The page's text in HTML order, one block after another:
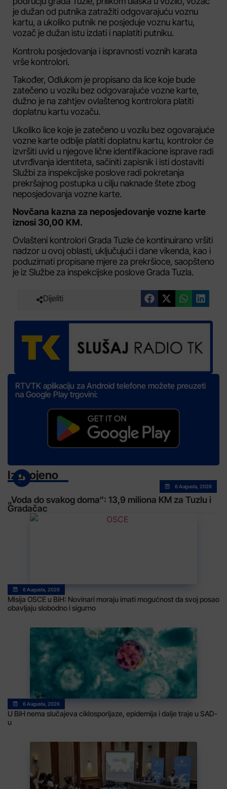
je dužan od putnika zatražiti odgovarajuću voznu
kartu, a ukoliko putnik ne posjeduje voznu kartu,
vozač je dužan istu izdati i naplatiti putniku.
Kontrolu posjedovanja i ispravnosti voznih karata
vrše kontrolori.
Također, Odlukom je propisano da lice koje bude
zatečeno u vozilu bez odgovarajuće vozne karte,
dužno je na zahtjev ovlaštenog kontrolora platiti
doplatnu kartu vozaču.
Ukoliko lice koje je zatečeno u vozilu bez ogovarajuće
vozne karte odbije platiti doplatnu kartu, kontrolor će
izvršiti uvid u njegove lične identifikacione isprave radi
utvrđivanja identiteta, sačiniti zapisnik i isti dostaviti
Službi za inspekcijske poslove radi pokretanja
prekršajnog postupka u cilju naknade štete zbog
neposjedovanja vozne karte.
Novčana kazna za neposjedovanje vozne karte
iznosi 30,00 KM.
Ovlašteni kontrolori Grada Tuzle će kontinuirano vršiti
nadzor u ovoj oblasti, uključujući i dane vikenda, kao i
poduzimati propisane mjere za prekršioce, saopšteno
je iz Službe za inspekcijske poslove Grada Tuzla.
Dijeliti
RTVTK aplikaciju za Android telefone možete preuzeti
na Google Play trgovini:
Izdvojeno
6 Augusta, 2026
„Voda do svakog doma“: 13,9 miliona KM za Tuzlu i
Gradačac
6 Augusta, 2026
Misija OSCE u BiH: Novinari moraju imati mogućnost da svoj posao
obavljaju slobodno i sigurno
6 Augusta, 2026
U BiH nema slučajeva ciklosporijaze, epidemija i dalje traje u SAD-
u